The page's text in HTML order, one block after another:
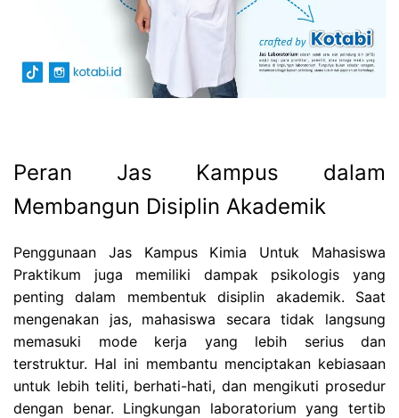
Peran Jas Kampus dalam
Membangun Disiplin Akademik
Penggunaan Jas Kampus Kimia Untuk Mahasiswa
Praktikum juga memiliki dampak psikologis yang
penting dalam membentuk disiplin akademik. Saat
mengenakan jas, mahasiswa secara tidak langsung
memasuki mode kerja yang lebih serius dan
terstruktur. Hal ini membantu menciptakan kebiasaan
untuk lebih teliti, berhati-hati, dan mengikuti prosedur
dengan benar. Lingkungan laboratorium yang tertib